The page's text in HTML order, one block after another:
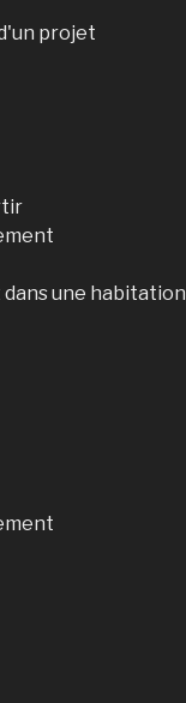
projet
une habitation